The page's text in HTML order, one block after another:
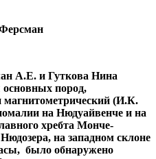
А.Е. и Гуткова Нина
пород,
(И.К.
на Нюдуайвенче и на
хребта Монче-
на западном склоне
было обнаружено